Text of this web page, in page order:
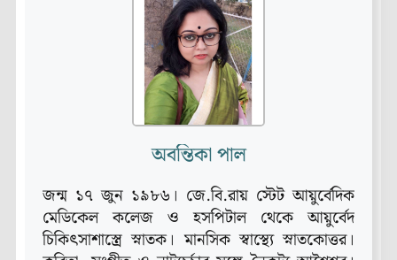
অবন্তিকা পাল
জন্ম ১৭ জুন ১৯৮৬। জে.বি.রায় স্টেট আয়ুর্বেদিক
মেডিকেল কলেজ ও হসপিটাল থেকে আয়ুর্বেদ
চিকিৎসাশাস্ত্রে স্নাতক। মানসিক স্বাস্থ্যে স্নাতকোত্তর।